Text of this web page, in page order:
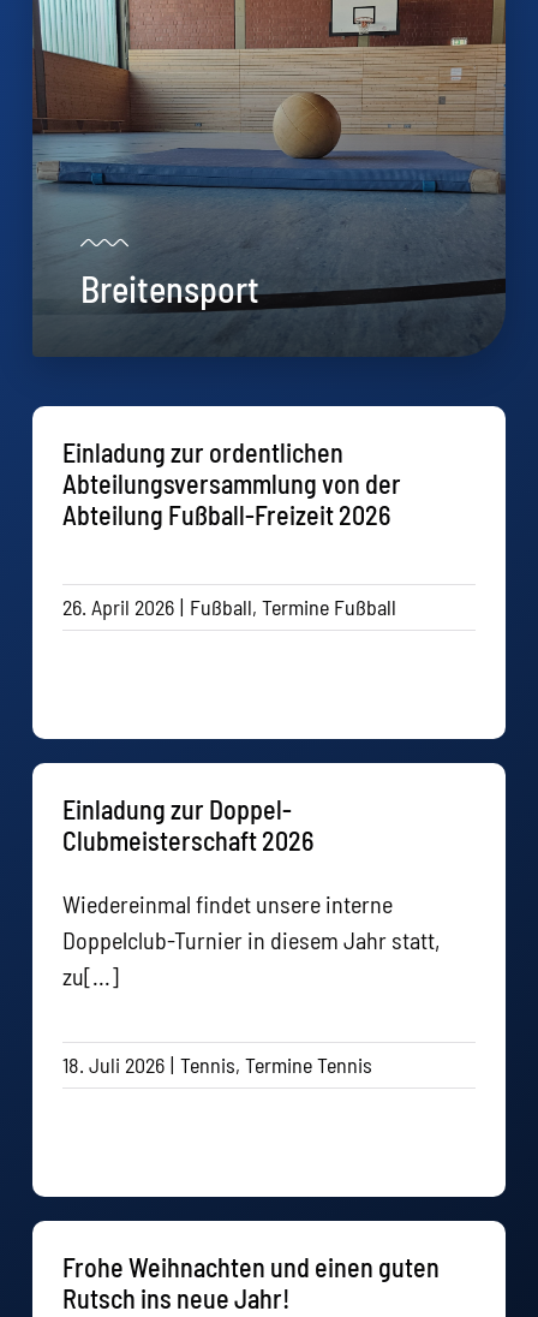
Breitensport
Einladung zur ordentlichen
Abteilungsversammlung von der
Abteilung Fußball-Freizeit 2026
26. April 2026 | Fußball,Termine Fußball
Einladung zur Doppel-
Clubmeisterschaft 2026
Wiedereinmal findet unsere interne
Doppelclub-Turnier in diesem Jahr statt,
zu[...]
18. Juli 2026 | Tennis,Termine Tennis
Frohe Weihnachten und einen guten
Rutsch ins neue Jahr!